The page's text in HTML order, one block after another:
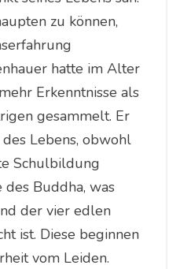
zu können,
hatte im Alter
Erkenntnisse als
gesammelt. Er
Lebens, obwohl
Schulbildung
Buddha, was
der vier edlen
ist. Diese beginnen
vom Leiden.